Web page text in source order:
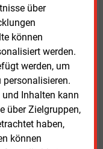
über
können
werden.
werden, um
personalisieren.
Inhalten kann
über Zielgruppen,
haben,
können
und
Nachrichten mit